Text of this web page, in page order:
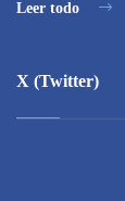
Leer todo
X (Twitter)